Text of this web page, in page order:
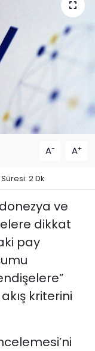
A- A+
2 Dk
ve
dikkat
pay
kriterini